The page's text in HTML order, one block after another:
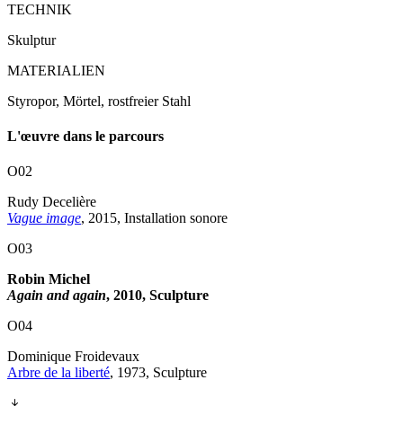
TECHNIK
Skulptur
MATERIALIEN
Styropor, Mörtel, rostfreier Stahl
L'œuvre dans le parcours
O02
Rudy Decelière
Vague image, 2015, Installation sonore
O03
Robin Michel
Again and again, 2010, Sculpture
O04
Dominique Froidevaux
Arbre de la liberté, 1973, Sculpture